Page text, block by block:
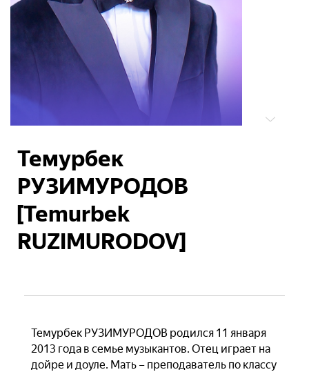
Темурбек
РУЗИМУРОДОВ
[Temurbek
RUZIMURODOV]
Темурбек РУЗИМУРОДОВ родился 11 января
2013 года в семье музыкантов. Отец играет на
дойре и доуле. Мать – преподаватель по классу